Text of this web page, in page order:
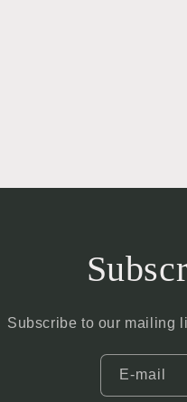
Subscribe to our mailing
E‑mail